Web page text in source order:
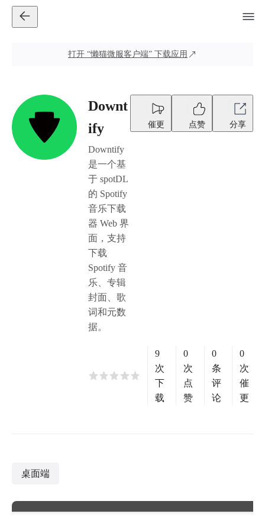
打开 “懒猫微服客户端” 下载应用
Downt
ify
Downtify
是一个基
于 spotDL
的 Spotify
音乐下载
器 Web 界
面，支持
下载
Spotify 音
乐、专辑
封面、歌
词和元数
据。
催更 点赞 分享
9
次
下
载
0
次
点
赞
0
条
评
论
0
次
催
更
桌面端